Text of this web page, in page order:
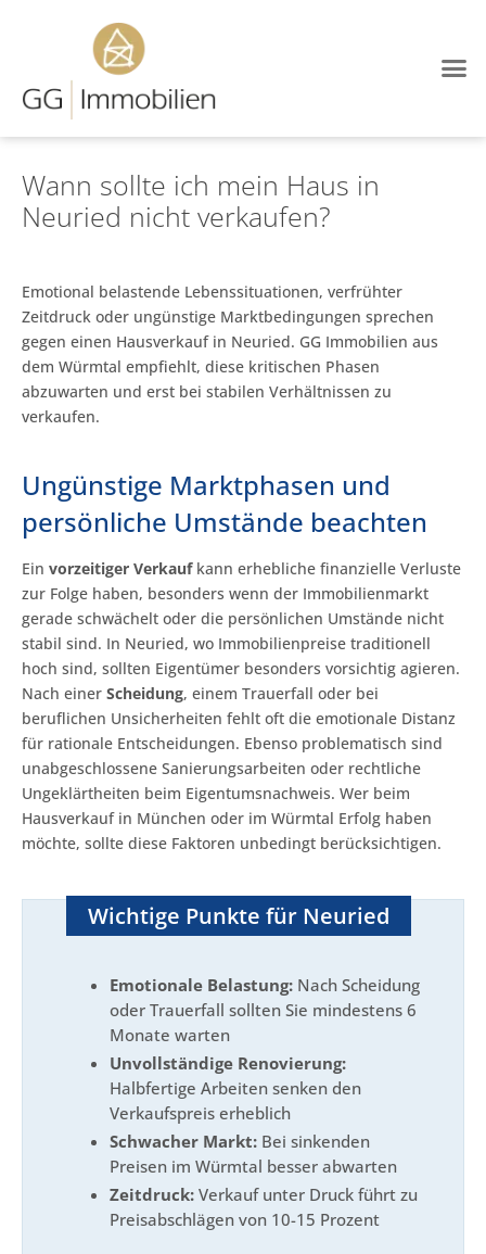
Wann sollte ich mein Haus in
Neuried nicht verkaufen?
Emotional belastende Lebenssituationen, verfrühter
Zeitdruck oder ungünstige Marktbedingungen sprechen
gegen einen Hausverkauf in Neuried. GG Immobilien aus
dem Würmtal empfiehlt, diese kritischen Phasen
abzuwarten und erst bei stabilen Verhältnissen zu
verkaufen.
Ungünstige Marktphasen und
persönliche Umstände beachten
Ein vorzeitiger Verkaufkann erhebliche finanzielle Verluste
zur Folge haben, besonders wenn der Immobilienmarkt
gerade schwächelt oder die persönlichen Umstände nicht
stabil sind. In Neuried, wo Immobilienpreise traditionell
hoch sind, sollten Eigentümer besonders vorsichtig agieren.
Nach einer Scheidung, einem Trauerfall oder bei
beruflichen Unsicherheiten fehlt oft die emotionale Distanz
für rationale Entscheidungen. Ebenso problematisch sind
unabgeschlossene Sanierungsarbeiten oder rechtliche
Ungeklärtheiten beim Eigentumsnachweis. Wer beim
Hausverkauf in München oder im Würmtal Erfolg haben
möchte, sollte diese Faktoren unbedingt berücksichtigen.
Wichtige Punkte für Neuried
Emotionale Belastung: Nach Scheidung
oder Trauerfall sollten Sie mindestens 6
Monate warten
Unvollständige Renovierung:
Halbfertige Arbeiten senken den
Verkaufspreis erheblich
Schwacher Markt: Bei sinkenden
Preisen im Würmtal besser abwarten
Zeitdruck:Verkauf unter Druck führt zu
Preisabschlägen von 10-15 Prozent